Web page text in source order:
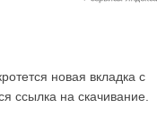
новая вкладка с
ссылка на скачивание.